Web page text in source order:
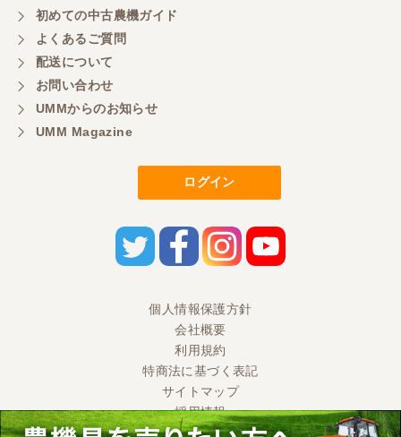
初めての中古農機ガイド
よくあるご質問
配送について
お問い合わせ
UMMからのお知らせ
UMM Magazine
ログイン
個人情報保護方針
会社概要
利用規約
特商法に基づく表記
サイトマップ
採用情報